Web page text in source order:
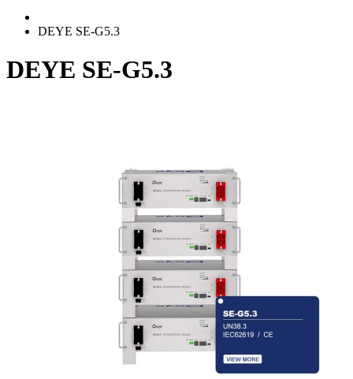
DEYE SE-G5.3
DEYE SE-G5.3